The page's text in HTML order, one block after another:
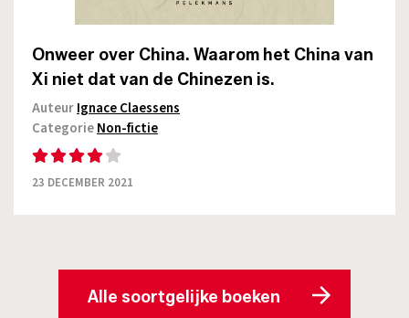
Onweer over China. Waarom het China van
Xi niet dat van de Chinezen is.
AuteurIgnace Claessens
CategorieNon-fictie
23 DECEMBER 2021
Alle soortgelijke boeken